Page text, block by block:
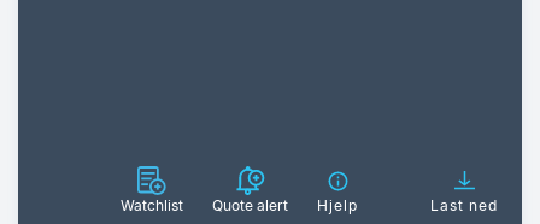
Watchlist Quote alert Hjelp Last ned